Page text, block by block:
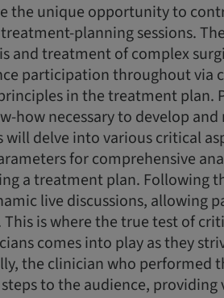
the unique opportunity to
planning sessions.
and treatment of complex
participation throughout via
in the treatment plan.
how necessary to develop
will delve into various critical
for comprehensive
a treatment plan. Following
live discussions, allowing
is where the true test of
comes into play as they
the clinician who performed
to the audience, providing